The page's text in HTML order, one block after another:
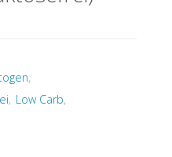
,
, Low Carb,